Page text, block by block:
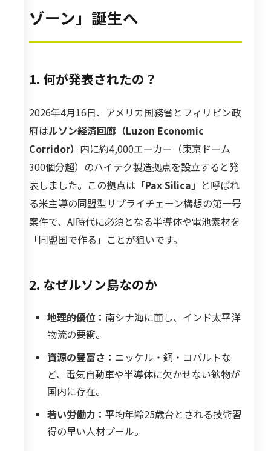
ゾーン」誕生へ
1. 何が発表されたの？
2026年4月16日、アメリカ国務省とフィリピン政
府はルソン経済回廊（Luzon Economic
Corridor） 内に約4,000エーカー（東京ドーム
300個分超）のハイテク製造拠点を設立すると発
表しました。この拠点は 「Pax Silica」 と呼ばれ
る米主導の同盟型サプライチェーン構想の第一号
案件で、AI時代に必須となる半導体や電池素材を
「同盟国で作る」ことが狙いです。
2. なぜルソン島なのか
地理的優位： 南シナ海に面し、インド太平洋
物流の要衝。
資源の豊富さ： ニッケル・銅・コバルトな
ど、電気自動車や半導体に欠かせない鉱物が
国内に存在。
若い労働力： 平均年齢25歳台とされる技術習
得の早い人材プール。